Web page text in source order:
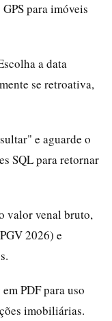
para imóveis
a data
se retroativa,
e aguarde o
SQL para retornar
valor venal bruto,
2026) e
PDF para uso
imobiliárias.